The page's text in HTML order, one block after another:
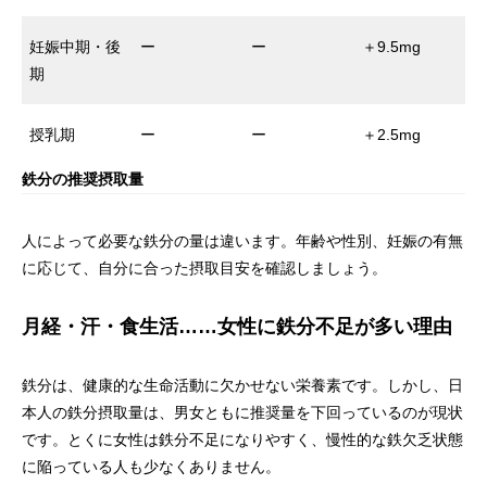
妊娠中期・後
期
ー ー ＋9.5mg
授乳期 ー ー ＋2.5mg
鉄分の推奨摂取量
人によって必要な鉄分の量は違います。年齢や性別、妊娠の有無
に応じて、自分に合った摂取目安を確認しましょう。
月経・汗・食生活……女性に鉄分不足が多い理由
鉄分は、健康的な生命活動に欠かせない栄養素です。しかし、日
本人の鉄分摂取量は、男女ともに推奨量を下回っているのが現状
です。とくに女性は鉄分不足になりやすく、慢性的な鉄欠乏状態
に陥っている人も少なくありません。